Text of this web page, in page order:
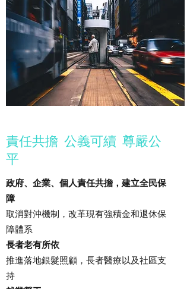
責任共擔 公義可續 尊嚴公
平
政府、企業、個人責任共擔，建立全民保
障
取消對沖機制，改革現有強積金和退休保
障體系
長者老有所依
推進落地銀髮照顧，長者醫療以及社區支
持